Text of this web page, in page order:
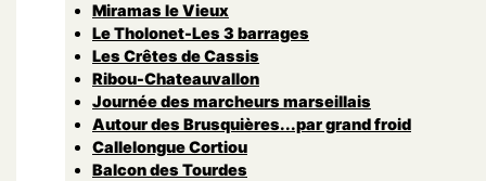
Miramas le Vieux
Le Tholonet-Les 3 barrages
Les Crêtes de Cassis
Ribou-Chateauvallon
Journée des marcheurs marseillais
Autour des Brusquières...par grand froid
Callelongue Cortiou
Balcon des Tourdes